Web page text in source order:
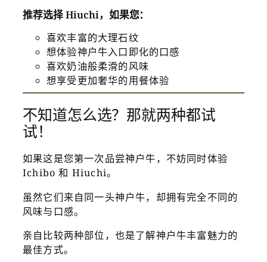
推荐选择 Hiuchi，如果您：
喜欢丰富的大理石纹
想体验神户牛入口即化的口感
喜欢奶油般柔滑的风味
想享受更加奢华的用餐体验
不知道怎么选？那就两种都试
试！
如果这是您第一次品尝神户牛，不妨同时体验
Ichibo 和 Hiuchi。
虽然它们来自同一头神户牛，却拥有完全不同的
风味与口感。
亲自比较两种部位，也是了解神户牛丰富魅力的
最佳方式。